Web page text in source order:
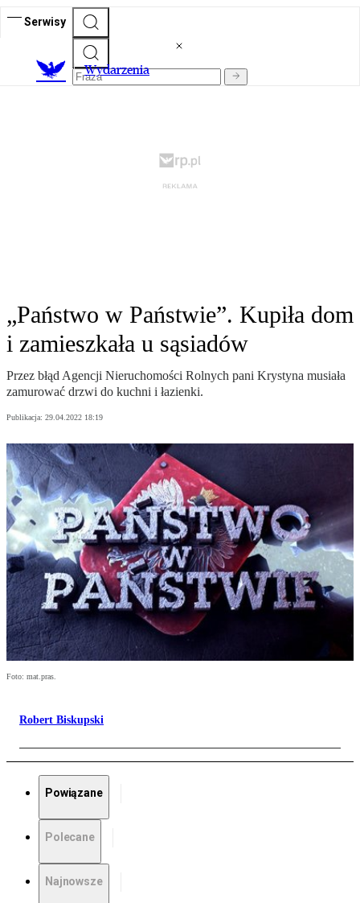
Serwisy
Wydarzenia
„Państwo w Państwie”. Kupiła dom
i zamieszkała u sąsiadów
Przez błąd Agencji Nieruchomości Rolnych pani Krystyna musiała
zamurować drzwi do kuchni i łazienki.
Publikacja: 29.04.2022 18:19
Foto: mat.pras.
Robert Biskupski
Powiązane
Polecane
Najnowsze